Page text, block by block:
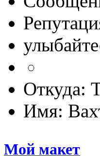
Откуда:
Имя:
Мой макет